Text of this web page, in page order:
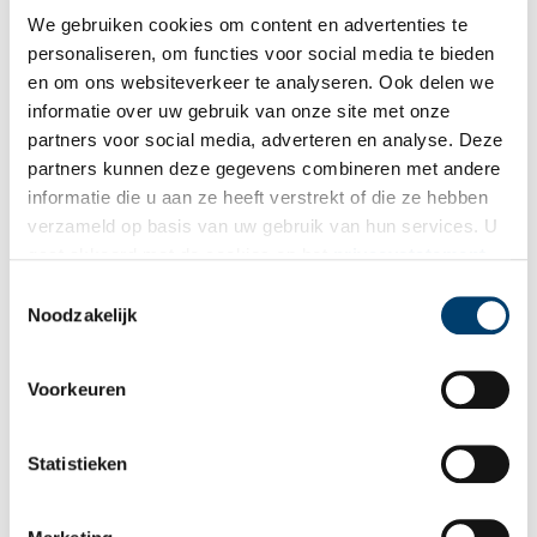
We gebruiken cookies om content en advertenties te
personaliseren, om functies voor social media te bieden
en om ons websiteverkeer te analyseren. Ook delen we
informatie over uw gebruik van onze site met onze
partners voor social media, adverteren en analyse. Deze
partners kunnen deze gegevens combineren met andere
informatie die u aan ze heeft verstrekt of die ze hebben
verzameld op basis van uw gebruik van hun services. U
Noodzakelijk
Voorkeuren
Statistieken
Verzet
Net als in andere Noord-Hollandse steden beleefde Haarlem een
donkere tijd gedurende de Duitse bezetting in de Tweede
en schikte zich naar het nieuwe strenge regime. Sommige boden
dapper weerstand tegen de bezetter, waaronder de bekende
rol gehad in deze rijke Haarlemse oorlogsgeschiedenis, deze vind
je bij Escape Haarlem.
Als je nieuwsgierig bent kun je met vrienden, familie of collega’s
je creativiteit en slimmigheid testen in de escape room. Na de
van een gratis drankje. De redachtie van Oneindig Noord-Holland